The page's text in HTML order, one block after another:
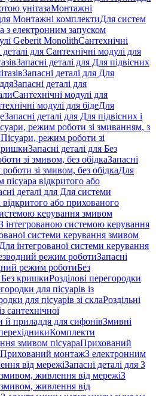
унітазаМонтажні
Монтажні комплектиДля систем
з електронним запуском
Geberit MonolithСантехнічні
деталі для Сантехнічні модулі для
Запасні деталі для Для підвісних
Запасні деталі для Для
Запасні деталі для
Сантехнічні модулі для
модулі для бідеДля
Запасні деталі для Для підвісних і
режим роботи зі змиванням, з
Пісуари, режим роботи зі
Запасні деталі для Без
зі змивом, без обідкаЗапасні
зі змивом, без обідкаДля
відкритого або
деталі для Для системи
або прихованого
керування змивом
З інтегрованою системою керування
системи керування змивом
інтегрованої системи керування
режим роботиЗапасні
режим роботиБез
Без кришкиРозділові перегородки
для пісуарів із
для пісуарів зі склаРоздільні
сантехнічної
приладдя для сифонівЗмивні
Комплекти
змивом пісуараПрихований
Прихований монтажЗ електронним
від мережіЗапасні деталі для З
живлення від мережіЗ
живлення від